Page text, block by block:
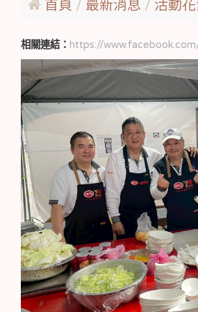
首頁 最新消息 活動
相關連結： https://